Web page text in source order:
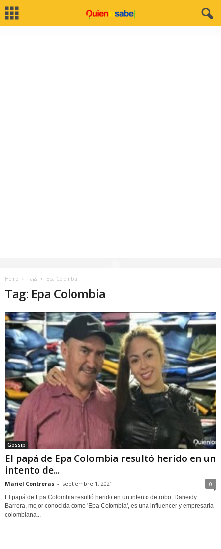
Home Tags Epa Colombia
Tag: Epa Colombia
Gossip
El papá de Epa Colombia resultó herido en un
intento de...
Mariel Contreras - septiembre 1, 2021 0
El papá de Epa Colombia resultó herido en un intento de robo. Daneidy
Barrera, mejor conocida como 'Epa Colombia', es una influencer y empresaria
colombiana...